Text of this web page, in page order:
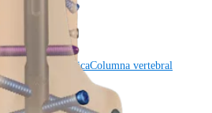
Pie y
cardiotorácicaColumna vertebral